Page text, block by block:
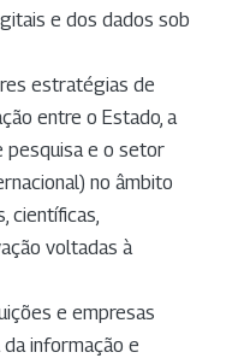
e dos dados sob
estratégias de
entre o Estado, a
pesquisa e o setor
no âmbito
científicas,
voltadas à
e empresas
informação e